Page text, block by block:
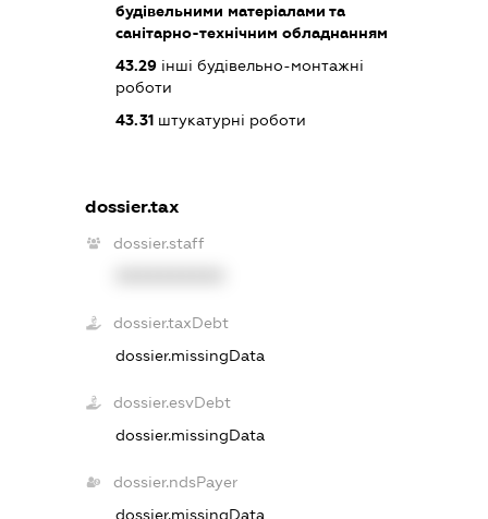
будівельними матеріалами та
санітарно-технічним обладнанням
43.29інші будівельно-монтажні
роботи
43.31штукатурні роботи
dossier.tax
dossier.staff
dossier.taxDebt
dossier.missingData
dossier.esvDebt
dossier.missingData
dossier.ndsPayer
dossier.missingData